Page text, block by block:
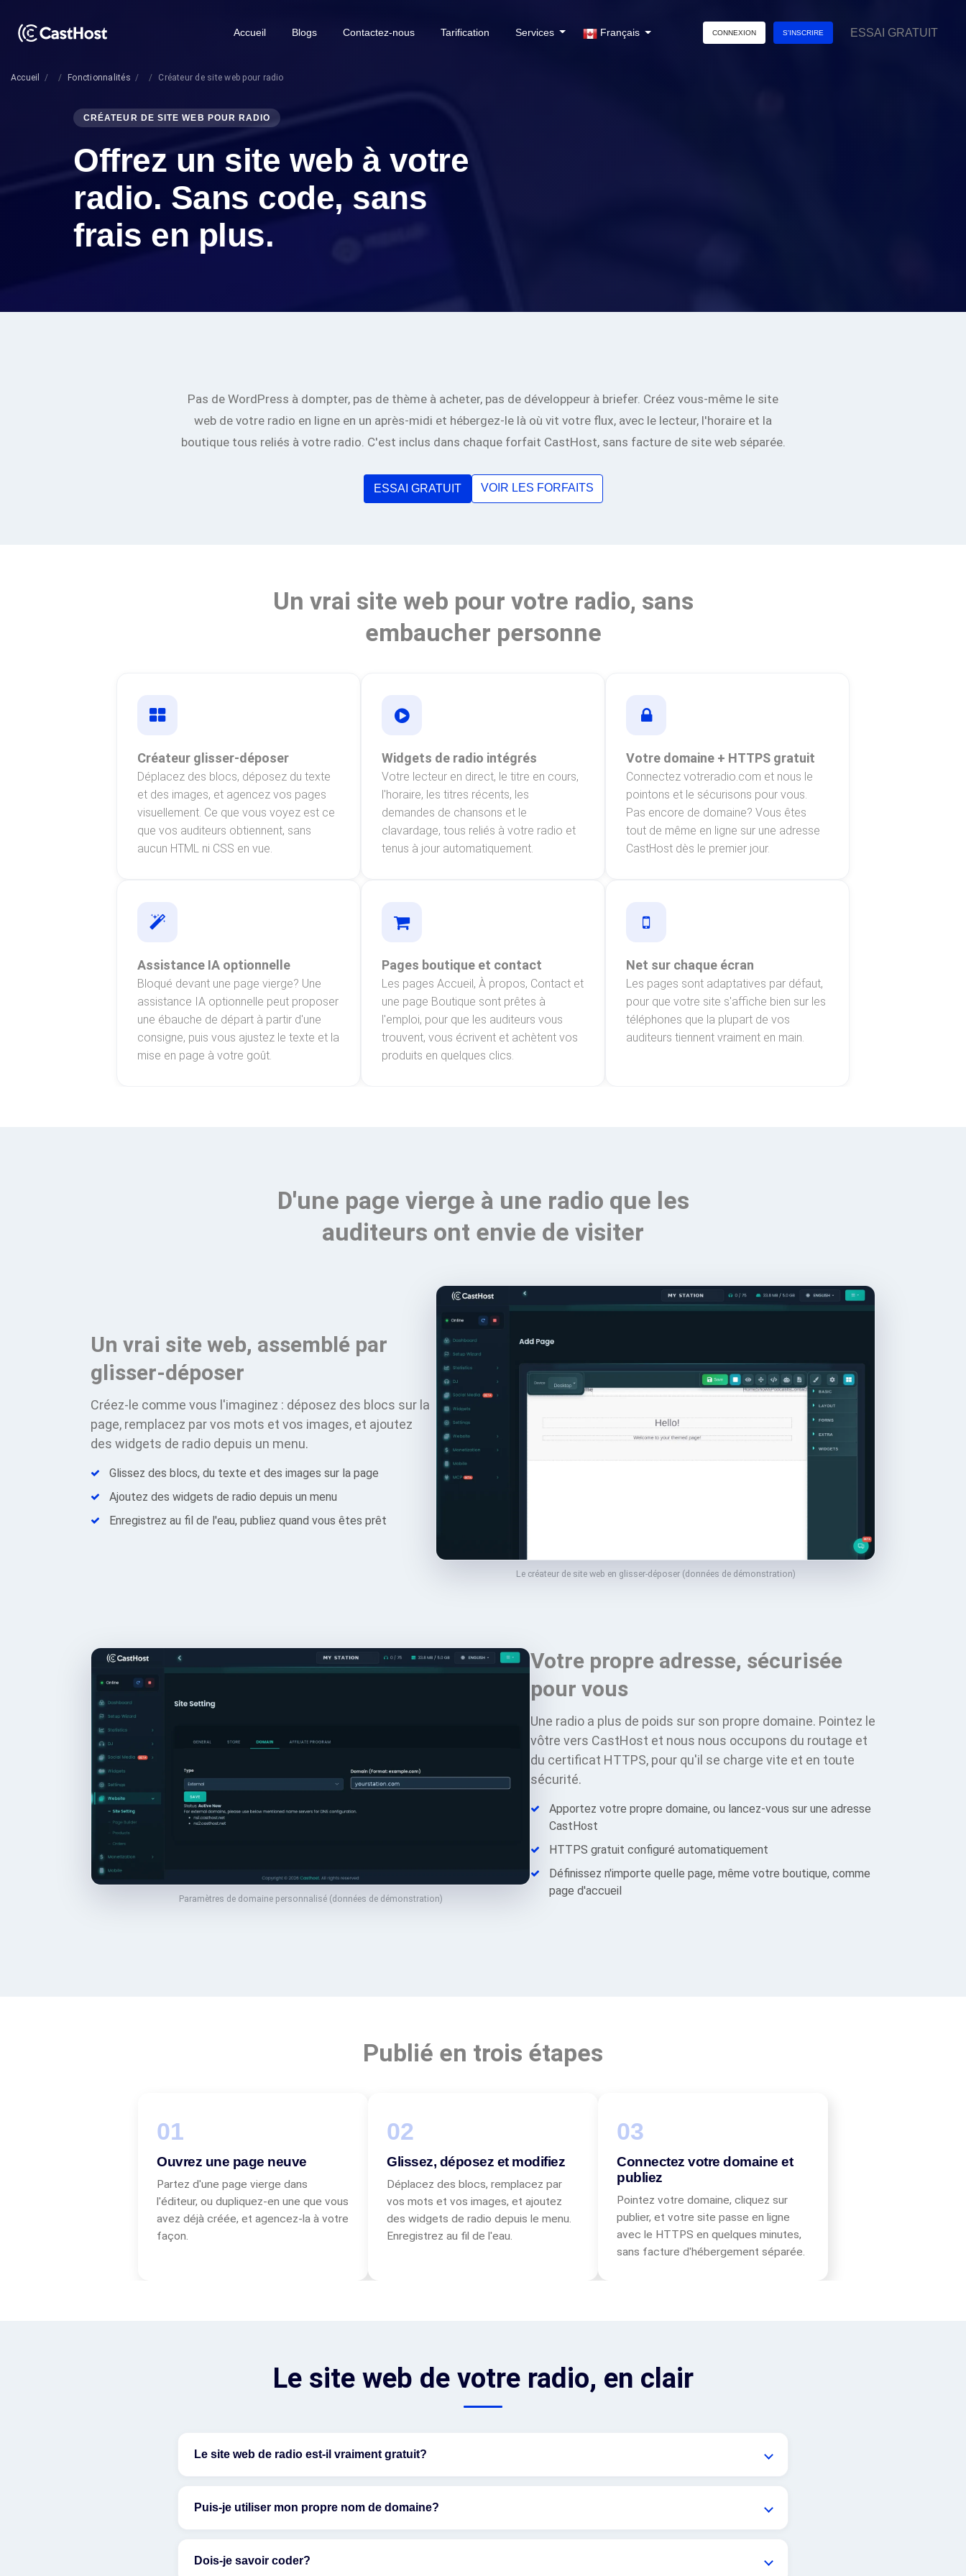
Accueil Blogs Contactez-nous Tarification Services Français CONNEXION S'INSCRIRE ESSAI GRATUIT
Accueil Fonctionnalités Créateur de site web pour radio
CRÉATEUR DE SITE WEB POUR RADIO
Offrez un site web à votre
radio. Sans code, sans
frais en plus.
Pas de WordPress à dompter, pas de thème à acheter, pas de développeur à briefer. Créez vous-même le site
web de votre radio en ligne en un après-midi et hébergez-le là où vit votre flux, avec le lecteur, l'horaire et la
boutique tous reliés à votre radio. C'est inclus dans chaque forfait CastHost, sans facture de site web séparée.
ESSAI GRATUIT VOIR LES FORFAITS
Un vrai site web pour votre radio, sans
embaucher personne
Créateur glisser-déposer
Déplacez des blocs, déposez du texte
et des images, et agencez vos pages
visuellement. Ce que vous voyez est ce
que vos auditeurs obtiennent, sans
aucun HTML ni CSS en vue.
Widgets de radio intégrés
Votre lecteur en direct, le titre en cours,
l'horaire, les titres récents, les
demandes de chansons et le
clavardage, tous reliés à votre radio et
tenus à jour automatiquement.
Votre domaine + HTTPS gratuit
Connectez votreradio.com et nous le
pointons et le sécurisons pour vous.
Pas encore de domaine? Vous êtes
tout de même en ligne sur une adresse
CastHost dès le premier jour.
Assistance IA optionnelle
Bloqué devant une page vierge? Une
assistance IA optionnelle peut proposer
une ébauche de départ à partir d'une
consigne, puis vous ajustez le texte et la
mise en page à votre goût.
Pages boutique et contact
Les pages Accueil, À propos, Contact et
une page Boutique sont prêtes à
l'emploi, pour que les auditeurs vous
trouvent, vous écrivent et achètent vos
produits en quelques clics.
Net sur chaque écran
Les pages sont adaptatives par défaut,
pour que votre site s'affiche bien sur les
téléphones que la plupart de vos
auditeurs tiennent vraiment en main.
D'une page vierge à une radio que les
auditeurs ont envie de visiter
Un vrai site web, assemblé par
glisser-déposer
Créez-le comme vous l'imaginez : déposez des blocs sur la
page, remplacez par vos mots et vos images, et ajoutez
des widgets de radio depuis un menu.
Glissez des blocs, du texte et des images sur la page
Ajoutez des widgets de radio depuis un menu
Enregistrez au fil de l'eau, publiez quand vous êtes prêt
Le créateur de site web en glisser-déposer (données de démonstration)
Votre propre adresse, sécurisée
pour vous
Une radio a plus de poids sur son propre domaine. Pointez le
vôtre vers CastHost et nous nous occupons du routage et
du certificat HTTPS, pour qu'il se charge vite et en toute
sécurité.
Apportez votre propre domaine, ou lancez-vous sur une adresse
CastHost
HTTPS gratuit configuré automatiquement
Définissez n'importe quelle page, même votre boutique, comme
page d'accueil
Paramètres de domaine personnalisé (données de démonstration)
Publié en trois étapes
Ouvrez une page neuve
Partez d'une page vierge dans
l'éditeur, ou dupliquez-en une que vous
avez déjà créée, et agencez-la à votre
façon.
Glissez, déposez et modifiez
Déplacez des blocs, remplacez par
vos mots et vos images, et ajoutez
des widgets de radio depuis le menu.
Enregistrez au fil de l'eau.
Connectez votre domaine et
publiez
Pointez votre domaine, cliquez sur
publier, et votre site passe en ligne
avec le HTTPS en quelques minutes,
sans facture d'hébergement séparée.
Le site web de votre radio, en clair
Le site web de radio est-il vraiment gratuit?
Puis-je utiliser mon propre nom de domaine?
Dois-je savoir coder?